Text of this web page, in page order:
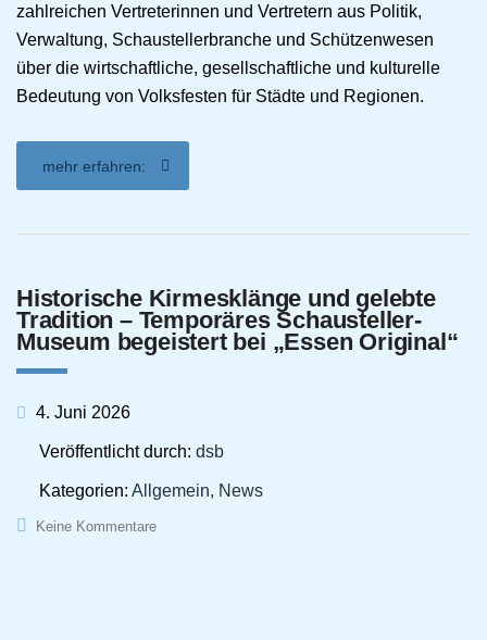
zahlreichen Vertreterinnen und Vertretern aus Politik,
Verwaltung, Schaustellerbranche und Schützenwesen
über die wirtschaftliche, gesellschaftliche und kulturelle
Bedeutung von Volksfesten für Städte und Regionen.
mehr erfahren:
Historische Kirmesklänge und gelebte
Tradition – Temporäres Schausteller-
Museum begeistert bei „Essen Original“
4. Juni 2026
Veröffentlicht durch: dsb
Kategorien: Allgemein, News
Keine Kommentare